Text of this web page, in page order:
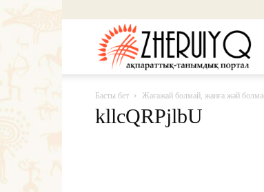
Басты бет Жағажай болмай, жанға жәй
kllcQRPjlbU